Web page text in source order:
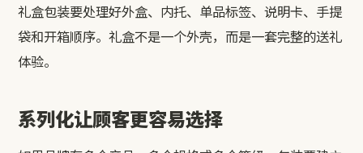
礼盒包装要处理好外盒、内托、单品标签、说明卡、手提
袋和开箱顺序。礼盒不是一个外壳，而是一套完整的送礼
体验。
系列化让顾客更容易选择